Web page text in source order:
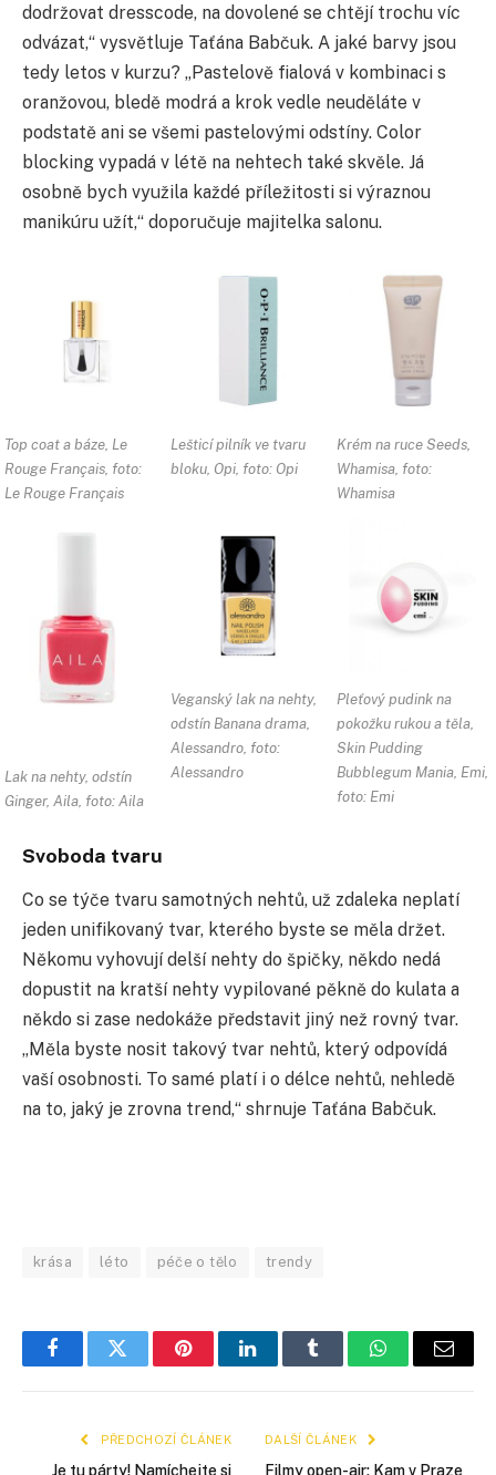
dodržovat dresscode, na dovolené se chtějí trochu víc
odvázat,“ vysvětluje Taťána Babčuk. A jaké barvy jsou
tedy letos v kurzu? „Pastelově fialová v kombinaci s
oranžovou, bledě modrá a krok vedle neuděláte v
podstatě ani se všemi pastelovými odstíny. Color
blocking vypadá v létě na nehtech také skvěle. Já
osobně bych využila každé příležitosti si výraznou
manikúru užít,“ doporučuje majitelka salonu.
Top coat a báze, Le
Rouge Français, foto:
Le Rouge Français
Lešticí pilník ve tvaru
bloku, Opi, foto: Opi
Krém na ruce Seeds,
Whamisa, foto:
Whamisa
Lak na nehty, odstín
Ginger, Aila, foto: Aila
Veganský lak na nehty,
odstín Banana drama,
Alessandro, foto:
Alessandro
Pleťový pudink na
pokožku rukou a těla,
Skin Pudding
Bubblegum Mania, Emi,
foto: Emi
Svoboda tvaru
Co se týče tvaru samotných nehtů, už zdaleka neplatí
jeden unifikovaný tvar, kterého byste se měla držet.
Někomu vyhovují delší nehty do špičky, někdo nedá
dopustit na kratší nehty vypilované pěkně do kulata a
někdo si zase nedokáže představit jiný než rovný tvar.
„Měla byste nosit takový tvar nehtů, který odpovídá
vaší osobnosti. To samé platí i o délce nehtů, nehledě
na to, jaký je zrovna trend,“ shrnuje Taťána Babčuk.
krása léto péče o tělo trendy
FacebookTwitter PinterestLinkedInTumblr WhatsApp
E-
PŘEDCHOZÍ ČLÁNEK
Je tu párty! Namíchejte si
DALŠÍ ČLÁNEK
Filmy open-air: Kam v Praze